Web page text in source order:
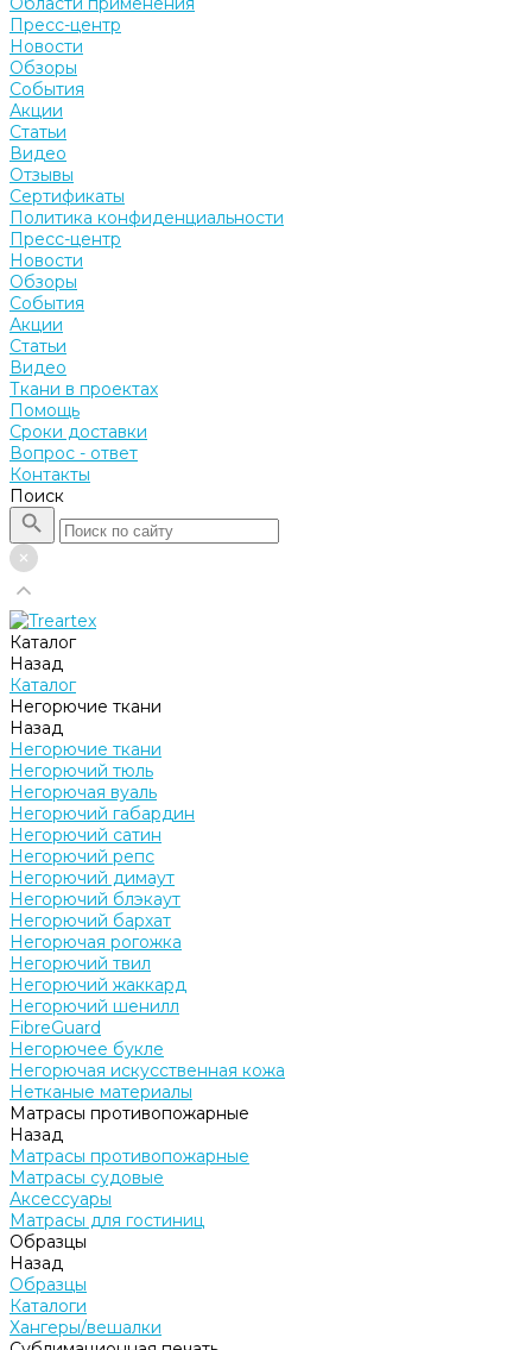
Пресс-центр
Новости
Обзоры
События
Акции
Статьи
Видео
Отзывы
Сертификаты
Политика конфиденциальности
Пресс-центр
Новости
Обзоры
События
Акции
Статьи
Видео
Ткани в проектах
Помощь
Сроки доставки
Вопрос - ответ
Контакты
Поиск
Каталог
Назад
Каталог
Негорючие ткани
Назад
Негорючие ткани
Негорючий тюль
Негорючая вуаль
Негорючий габардин
Негорючий сатин
Негорючий репс
Негорючий димаут
Негорючий блэкаут
Негорючий бархат
Негорючая рогожка
Негорючий твил
Негорючий жаккард
Негорючий шенилл
FibreGuard
Негорючее букле
Негорючая искусственная кожа
Нетканые материалы
Матрасы противопожарные
Назад
Матрасы противопожарные
Матрасы судовые
Аксессуары
Матрасы для гостиниц
Образцы
Назад
Образцы
Каталоги
Хангеры/вешалки